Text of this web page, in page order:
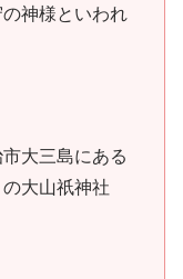
神様といわれ
大三島にある
大山祇神社